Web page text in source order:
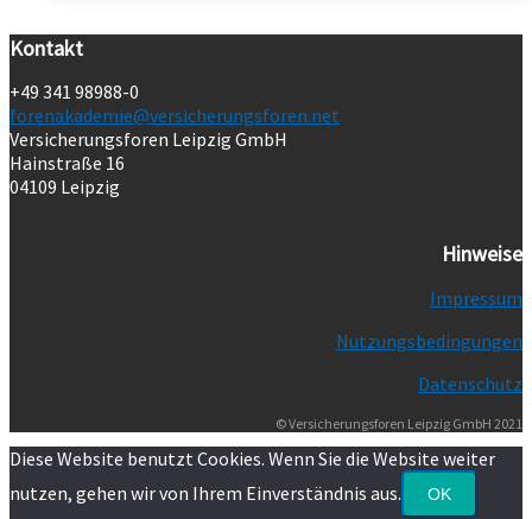
Kontakt
+49 341 98988-0
forenakademie@versicherungsforen.net
Versicherungsforen Leipzig GmbH
Hainstraße 16
04109 Leipzig
Hinweise
Impressum
Nutzungsbedingungen
Datenschutz
© Versicherungsforen Leipzig GmbH 2021
Diese Website benutzt Cookies. Wenn Sie die Website weiter
nutzen, gehen wir von Ihrem Einverständnis aus.
OK